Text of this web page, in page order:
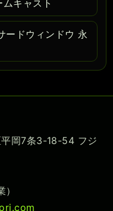
キャスト
ードウィンドウ 永
岡7条3-18-54 フジ